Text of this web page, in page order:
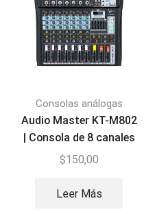
Consolas análogas
Audio Master KT-M802
| Consola de 8 canales
$150,00
Leer Más